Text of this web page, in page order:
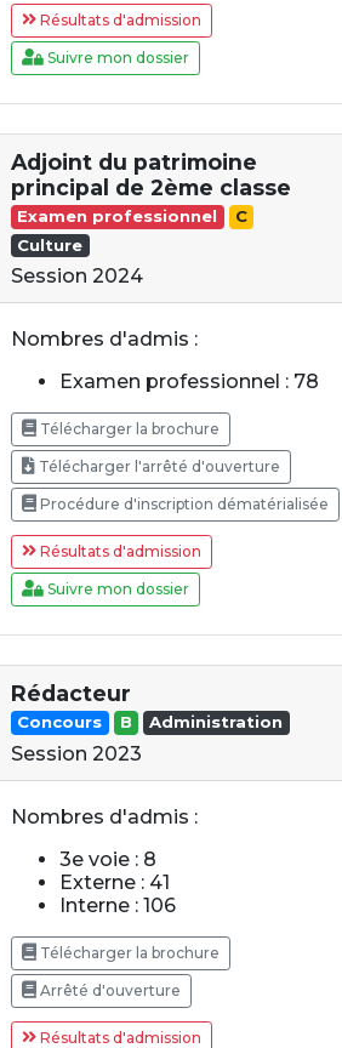
Résultats d'admission
Suivre mon dossier
Adjoint du patrimoine
principal de 2ème classe
Examen professionnel
C
Culture
Session 2024
Nombres d'admis :
Examen professionnel : 78
Télécharger la brochure
Télécharger l'arrêté d'ouverture
Procédure d'inscription dématérialisée
Résultats d'admission
Suivre mon dossier
Rédacteur
Concours B Administration
Session 2023
Nombres d'admis :
3e voie : 8
Externe : 41
Interne : 106
Télécharger la brochure
Arrêté d'ouverture
Résultats d'admission